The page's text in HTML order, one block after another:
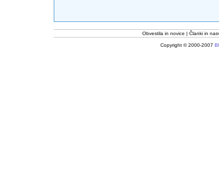
Obvestila in novice Članki in
Copyright © 2000-2007